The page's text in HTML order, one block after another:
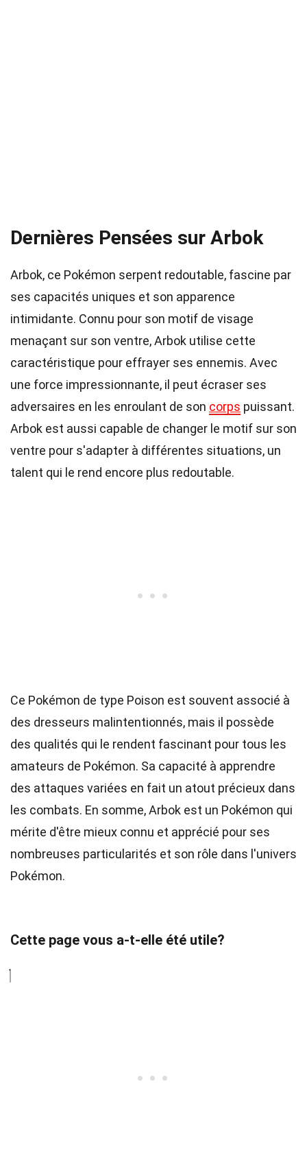
Dernières Pensées sur Arbok
Arbok, ce Pokémon serpent redoutable, fascine par
ses capacités uniques et son apparence
intimidante. Connu pour son motif de visage
menaçant sur son ventre, Arbok utilise cette
caractéristique pour effrayer ses ennemis. Avec
une force impressionnante, il peut écraser ses
adversaires en les enroulant de son corps puissant.
Arbok est aussi capable de changer le motif sur son
ventre pour s'adapter à différentes situations, un
talent qui le rend encore plus redoutable.
Ce Pokémon de type Poison est souvent associé à
des dresseurs malintentionnés, mais il possède
des qualités qui le rendent fascinant pour tous les
amateurs de Pokémon. Sa capacité à apprendre
des attaques variées en fait un atout précieux dans
les combats. En somme, Arbok est un Pokémon qui
mérite d'être mieux connu et apprécié pour ses
nombreuses particularités et son rôle dans l'univers
Pokémon.
Cette page vous a-t-elle été utile?